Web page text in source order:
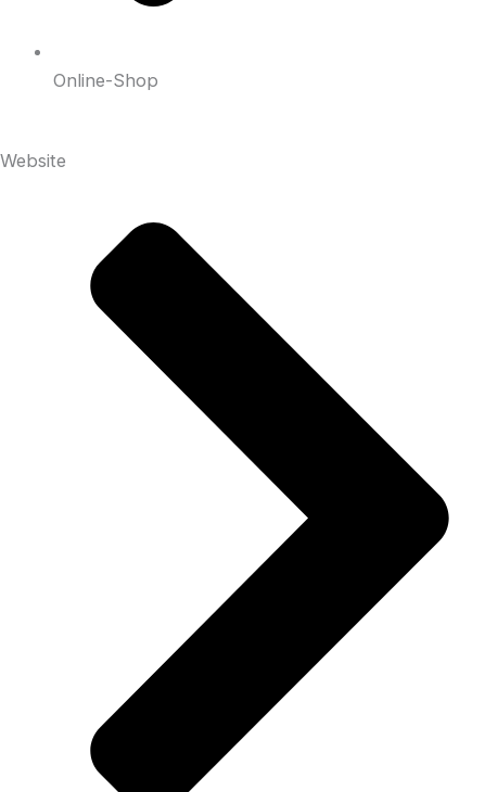
Online-Shop
Website